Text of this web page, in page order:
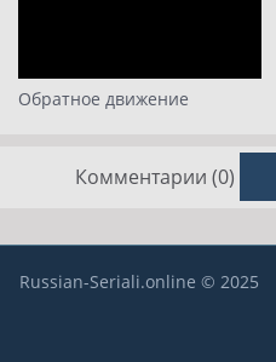
Обратное движение
Комментарии (0)
Russian-Seriali.online © 2025